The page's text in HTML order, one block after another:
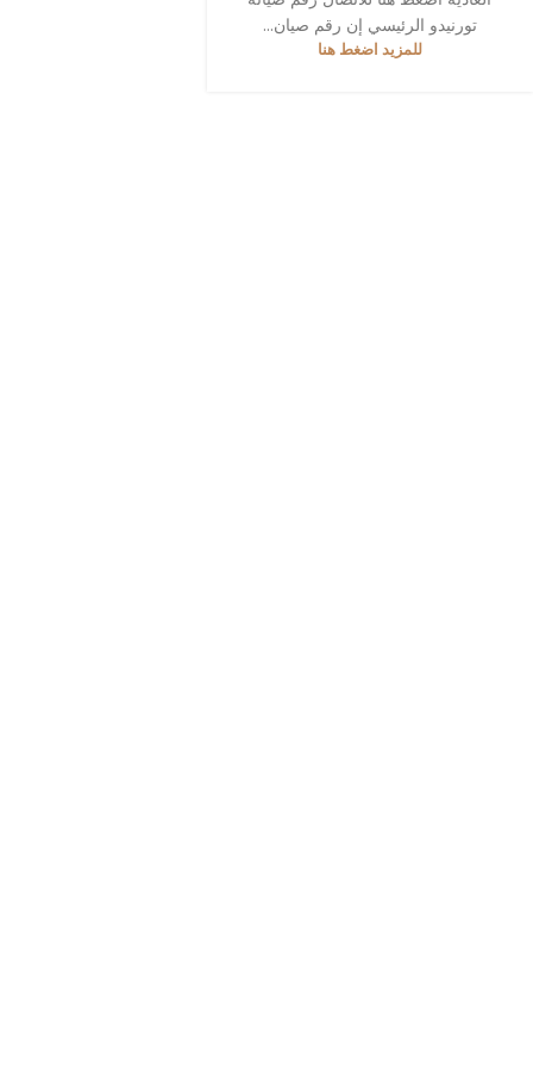
تورنيدو الرئيسي إن رقم صيان...
للمزيد اضغط هنا